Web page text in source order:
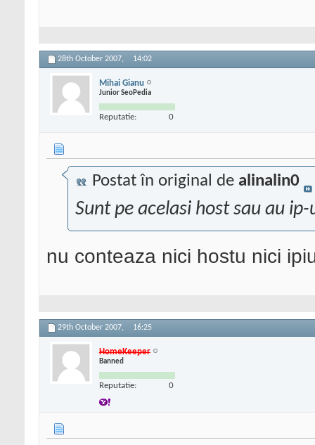
28th October 2007, 14:02
Mihai Gianu
Junior SeoPedia
Reputatie: 0
Postat în original de alinalin0
Sunt pe acelasi host sau au
nu conteaza nici hostu nici
29th October 2007, 16:25
HomeKeeper
Banned
Reputatie: 0